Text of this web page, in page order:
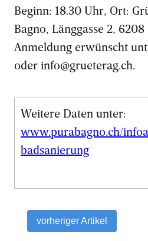
Beginn: 18.30 Uhr, Ort:
Bagno, Länggasse 2,
Anmeldung erwünscht
oder info@grueterag.ch.
Weitere Daten unter:
www.purabagno.ch/
badsanierung
vorheriger Artikel